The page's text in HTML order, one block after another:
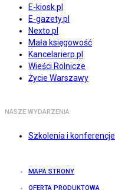
E-kiosk.pl
E-gazety.pl
Nexto.pl
Mała księgowość
Kancelarierp.pl
Wieści Rolnicze
Życie Warszawy
NASZE WYDARZENIA
Szkolenia i konferencje
MAPA STRONY
OFERTA PRODUKTOWA